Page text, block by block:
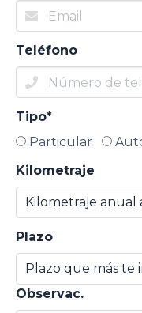
Teléfono
Tipo*
Particular
Kilometraje
Plazo
Observac.